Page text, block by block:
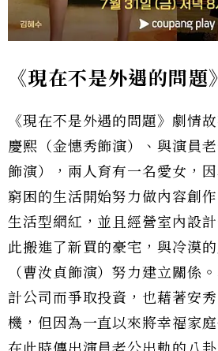
《現在不是外遇的問題
《現在不是外遇的問題》劇情
慶熙（金憓秀飾演）、與演員
飾演），兩人育有一名愛女，
窮困的生活開始努力做內容創
生活型網紅，並且經營室內設
此搬進了新買的豪宅，與冷漠
（曹汝貞飾演）努力建立關係
計公司而爭取投資，也藉著安
機，但因為一直以來將幸福家